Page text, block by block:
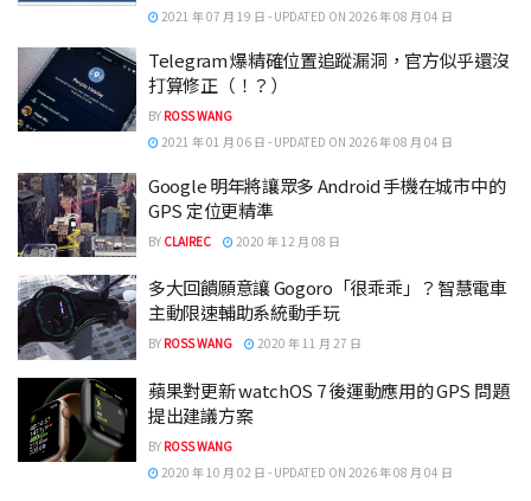
2021 年 07 月 19 日 - UPDATED ON 2026 年 08 月 04 日
Telegram 爆精確位置追蹤漏洞，官方似乎還沒
打算修正（！？）
BY ROSS WANG
2021 年 01 月 06 日 - UPDATED ON 2026 年 08 月 04 日
Google 明年將讓眾多 Android 手機在城市中的
GPS 定位更精準
BY CLAIREC 2020 年 12 月 08 日
多大回饋願意讓 Gogoro「很乖乖」？智慧電車
主動限速輔助系統動手玩
BY ROSS WANG 2020 年 11 月 27 日
蘋果對更新 watchOS 7 後運動應用的 GPS 問題
提出建議方案
BY ROSS WANG
2020 年 10 月 02 日 - UPDATED ON 2026 年 08 月 04 日